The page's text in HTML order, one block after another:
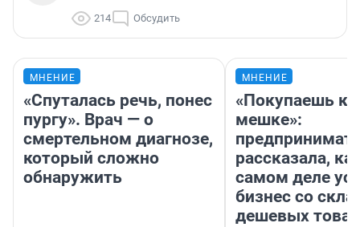
214 Обсудить
МНЕНИЕ
«Спуталась речь, понес
пургу». Врач — о
смертельном диагнозе,
который сложно
обнаружить
МНЕНИЕ
«Покупаешь
мешке»:
рассказала,
самом деле
бизнес со
дешевых